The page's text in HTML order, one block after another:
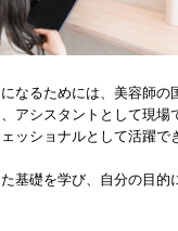
なるためには、美容師の
アシスタントとして現場
ッショナルとして活躍で
基礎を学び、自分の目的